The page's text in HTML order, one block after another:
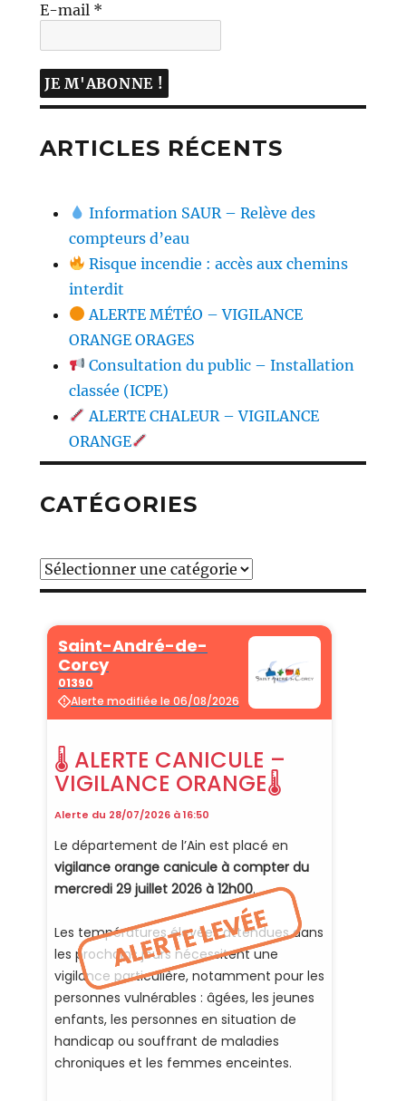
E-mail *
ARTICLES RÉCENTS
Information SAUR – Relève des
compteurs d’eau
Risque incendie : accès aux chemins
interdit
ALERTE MÉTÉO – VIGILANCE
ORANGE ORAGES
Consultation du public – Installation
classée (ICPE)
ALERTE CHALEUR – VIGILANCE
ORANGE
CATÉGORIES
Catégories